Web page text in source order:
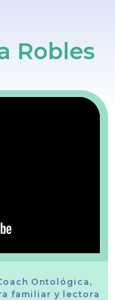
Robles
Ontológica,
familiar y lectora